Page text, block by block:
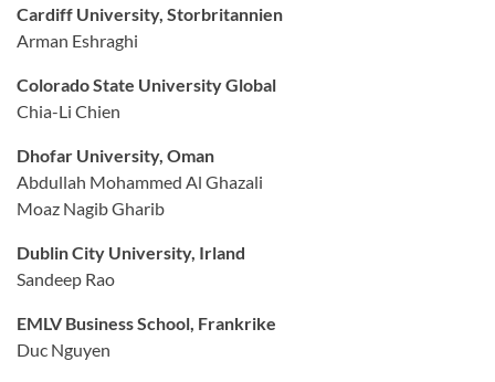
Cardiff University, Storbritannien
Arman Eshraghi
Colorado State University Global
Chia-Li Chien
Dhofar University, Oman
Abdullah Mohammed Al Ghazali
Moaz Nagib Gharib
Dublin City University, Irland
Sandeep Rao
EMLV Business School, Frankrike
Duc Nguyen